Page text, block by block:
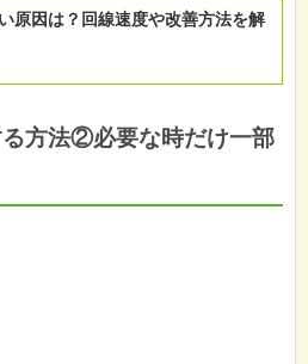
原因は？回線速度や改善方法を解
方法②必要な時だけ一部